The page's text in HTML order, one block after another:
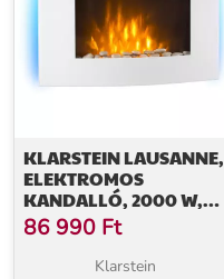
KLARSTEIN LAUSANNE,
ELEKTROMOS
KANDALLÓ, 2000 W,
LED LÁNGOK,
TÁVIRÁNYÍTÓ, FEHÉR
86 990 Ft
Klarstein